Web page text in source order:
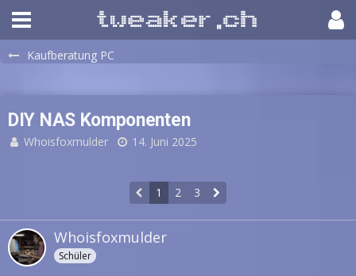
Kaufberatung PC
DIY NAS Komponenten
Whoisfoxmulder 14. Juni 2025
1 2 3
Whoisfoxmulder
Schüler